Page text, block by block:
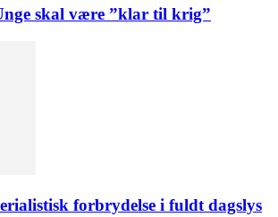
skal være ”klar til krig”
forbrydelse i fuldt dagslys